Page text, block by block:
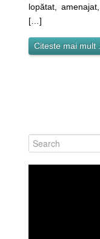
lopătat,
[…]
Citeste mai mult